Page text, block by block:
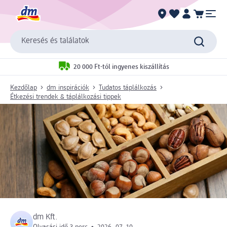
Keresés és találatok
20 000 Ft-tól ingyenes kiszállítás
Kezdőlap dm inspirációk
Tudatos táplálkozás
Étkezési trendek & táplálkozási tippek
dm Kft.